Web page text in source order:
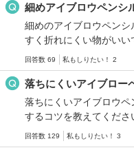
細めアイブロウペンシ
細めのアイブロウペン
すく折れにくい物がいい
回答数 69 私もしりたい！ 2
落ちにくいアイブロー
落ちにくいアイブロウペ
するコツを教えてくださ
回答数 129 私もしりたい！ 3